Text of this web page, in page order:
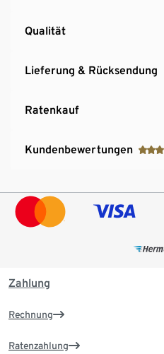
Qualität
Lieferung & Rücksendung
Ratenkauf
Kundenbewertungen
Zahlung
Rechnung
Ratenzahlung